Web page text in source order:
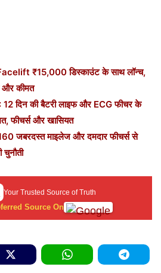
₹15,000 डिस्काउंट के साथ लॉन्च,
और कीमत
दिन की बैटरी लाइफ और ECG फीचर के
फीचर्स और खासियत
जबरदस्त माइलेज और दमदार फीचर्स से
Your Trusted Source of Truth
Source On